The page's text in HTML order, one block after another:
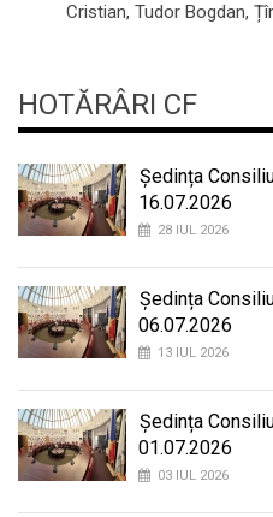
Cristian, Tudor Bogdan,
HOTĂRÂRI CF
Ședința
16.07.2026
28 IUL 2026
Ședința
06.07.2026
13 IUL 2026
Ședința
01.07.2026
03 IUL 2026